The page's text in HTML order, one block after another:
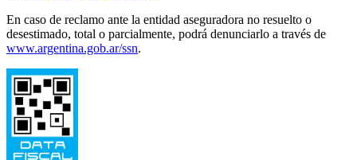
En caso de reclamo ante la entidad aseguradora no resuelto o
desestimado, total o parcialmente, podrá denunciarlo a través de
www.argentina.gob.ar/ssn.